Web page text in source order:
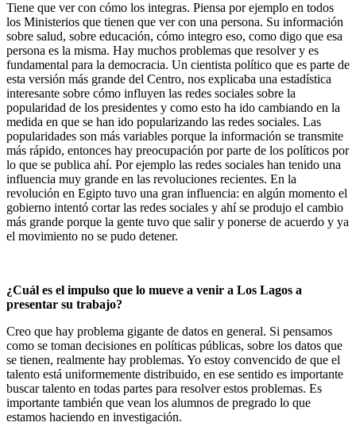
Tiene que ver con cómo los integras. Piensa por ejemplo en todos
los Ministerios que tienen que ver con una persona. Su información
sobre salud, sobre educación, cómo integro eso, como digo que esa
persona es la misma. Hay muchos problemas que resolver y es
fundamental para la democracia. Un cientista político que es parte de
esta versión más grande del Centro, nos explicaba una estadística
interesante sobre cómo influyen las redes sociales sobre la
popularidad de los presidentes y como esto ha ido cambiando en la
medida en que se han ido popularizando las redes sociales. Las
popularidades son más variables porque la información se transmite
más rápido, entonces hay preocupación por parte de los políticos por
lo que se publica ahí. Por ejemplo las redes sociales han tenido una
influencia muy grande en las revoluciones recientes. En la
revolución en Egipto tuvo una gran influencia: en algún momento el
gobierno intentó cortar las redes sociales y ahí se produjo el cambio
más grande porque la gente tuvo que salir y ponerse de acuerdo y ya
el movimiento no se pudo detener.
¿Cuál es el impulso que lo mueve a venir a Los Lagos a
presentar su trabajo?
Creo que hay problema gigante de datos en general. Si pensamos
como se toman decisiones en políticas públicas, sobre los datos que
se tienen, realmente hay problemas. Yo estoy convencido de que el
talento está uniformemente distribuido, en ese sentido es importante
buscar talento en todas partes para resolver estos problemas. Es
importante también que vean los alumnos de pregrado lo que
estamos haciendo en investigación.